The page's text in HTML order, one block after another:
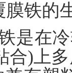
膜铁的
是在
合)上